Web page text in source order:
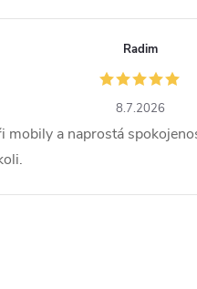
Radim
8.7.2026
mobily a naprostá